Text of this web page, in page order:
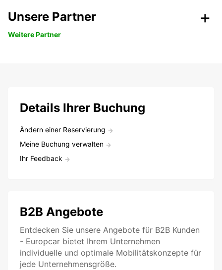
Unsere Partner
Weitere Partner
Details Ihrer Buchung
Ändern einer Reservierung
Meine Buchung verwalten
Ihr Feedback
B2B Angebote
Entdecken Sie unsere Angebote für B2B Kunden
- Europcar bietet Ihrem Unternehmen
individuelle und optimale Mobilitätskonzepte für
jede Unternehmensgröße.